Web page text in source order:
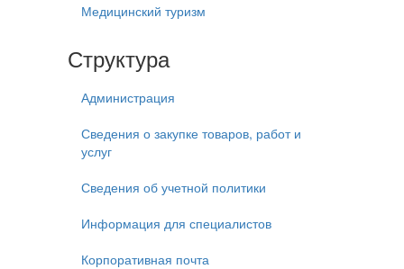
Медицинский туризм
Структура
Администрация
Сведения о закупке товаров, работ и
услуг
Сведения об учетной политики
Информация для специалистов
Корпоративная почта